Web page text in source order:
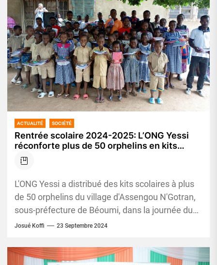
ACTUALITÉ SOCIÉTÉ
Rentrée scolaire 2024-2025: L’ONG Yessi
réconforte plus de 50 orphelins en kits
scolaire dans le village d’Assengou
N’Gotran/Béoumi
L'ONG Yessi a distribué des kits scolaires à plus
de 50 orphelins du village d'Assengou N'Gotran,
sous-préfecture de Béoumi, dans la journée du
vendredi 20...
Josué Koffi 23 Septembre 2024